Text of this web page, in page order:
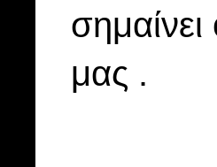
σημαίνει
μας .